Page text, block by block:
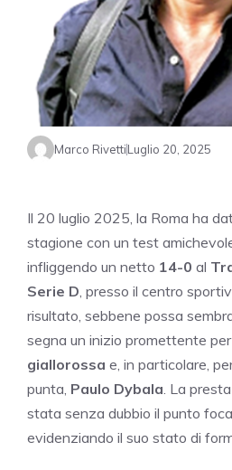
Marco RivettiLuglio 20, 2025
Il 20 luglio 2025, la Roma ha
stagione con un test
infliggendo un netto 14-0 al
Serie D, presso il centro
risultato, sebbene possa
segna un inizio promettente
giallorossa e, in particolare,
punta, Paulo Dybala. La
stata senza dubbio il punto
evidenziando il suo stato di